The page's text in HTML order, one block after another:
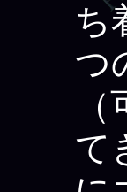
ち
つ
て